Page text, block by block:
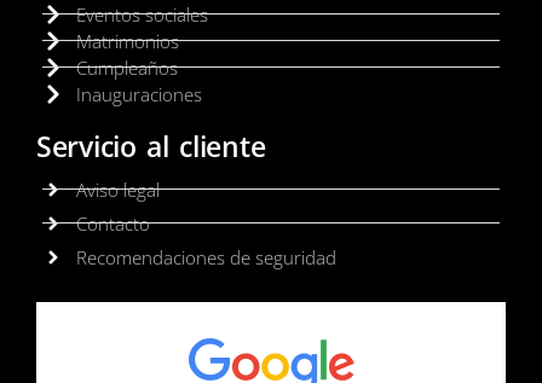
Eventos sociales
Matrimonios
Cumpleaños
Inauguraciones
Servicio al cliente
Aviso legal
Contacto
Recomendaciones de seguridad